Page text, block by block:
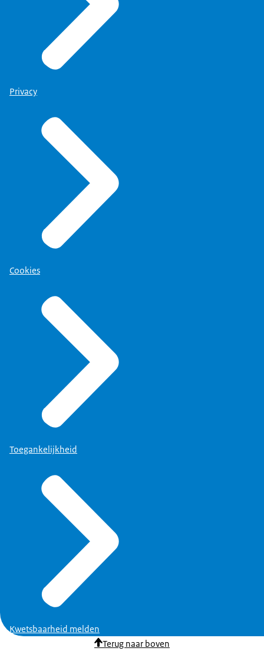
Privacy
Cookies
Toegankelijkheid
Kwetsbaarheid melden
Terug naar boven